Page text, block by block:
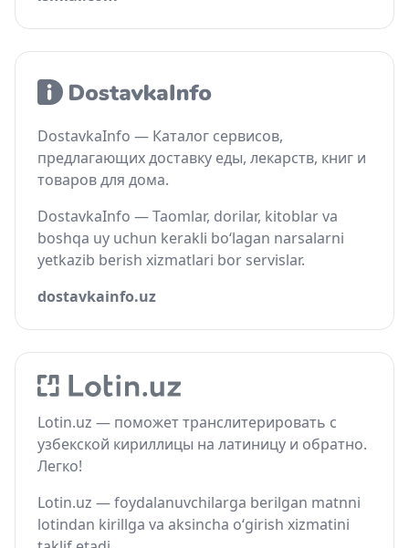
DostavkaInfo — Каталог сервисов,
предлагающих доставку еды, лекарств, книг и
товаров для дома.
DostavkaInfo — Taomlar, dorilar, kitoblar va
boshqa uy uchun kerakli bo‘lagan narsalarni
yetkazib berish xizmatlari bor servislar.
dostavkainfo.uz
Lotin.uz — поможет транслитерировать с
узбекской кириллицы на латиницу и обратно.
Легко!
Lotin.uz — foydalanuvchilarga berilgan matnni
lotindan kirillga va aksincha o‘girish xizmatini